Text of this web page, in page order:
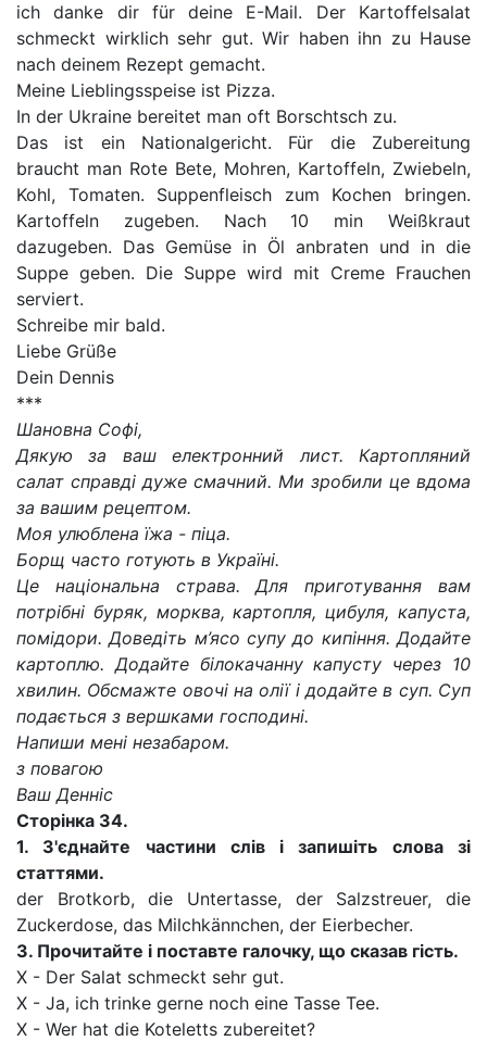
ich danke dir für deine E-Mail. Der Kartoffelsalat
schmeckt wirklich sehr gut. Wir haben ihn zu Hause
nach deinem Rezept gemacht.
Meine Lieblingsspeise ist Pizza.
In der Ukraine bereitet man oft Borschtsch zu.
Das ist ein Nationalgericht. Für die Zubereitung
braucht man Rote Bete, Mohren, Kartoffeln, Zwiebeln,
Kohl, Tomaten. Suppenfleisch zum Kochen bringen.
Kartoffeln zugeben. Nach 10 min Weißkraut
dazugeben. Das Gemüse in Öl anbraten und in die
Suppe geben. Die Suppe wird mit Creme Frauchen
serviert.
Schreibe mir bald.
Liebe Grüße
Dein Dennis
***
Шановна Софі,
Дякую за ваш електронний лист. Картопляний
салат справді дуже смачний. Ми зробили це вдома
за вашим рецептом.
Моя улюблена їжа - піца.
Борщ часто готують в Україні.
Це національна страва. Для приготування вам
потрібні буряк, морква, картопля, цибуля, капуста,
помідори. Доведіть м’ясо супу до кипіння. Додайте
картоплю. Додайте білокачанну капусту через 10
хвилин. Обсмажте овочі на олії і додайте в суп. Суп
подається з вершками господині.
Напиши мені незабаром.
з повагою
Ваш Денніс
Сторінка 34.
1. З'єднайте частини слів ізапишіть словазі
статтями.
der Brotkorb, die Untertasse, der Salzstreuer, die
Zuckerdose, das Milchkännchen, der Eierbecher.
3. Прочитайте і поставте галочку, що сказав гість.
X - Der Salat schmeckt sehr gut.
X - Ja, ich trinke gerne noch eine Tasse Tee.
X - Wer hat die Koteletts zubereitet?